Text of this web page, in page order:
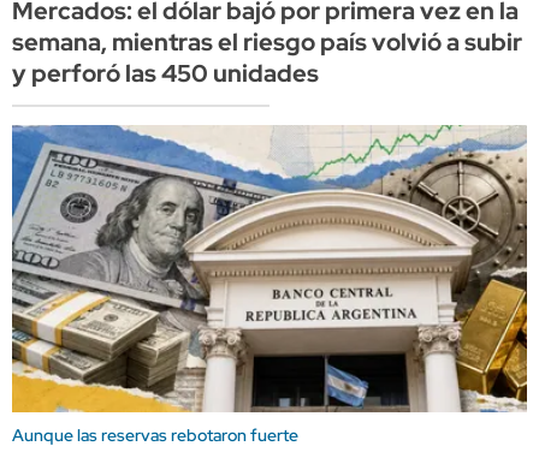
Mercados: el dólar bajó por primera vez en la
semana, mientras el riesgo país volvió a subir
y perforó las 450 unidades
Aunque las reservas rebotaron fuerte